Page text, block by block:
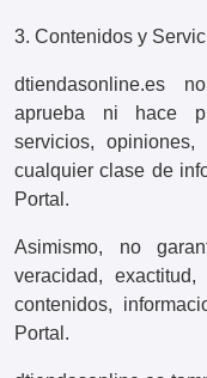
3. Contenidos y
dtiendasonline.es
aprueba ni hace
servicios,
cualquier clase de
Portal.
Asimismo, no
veracidad,
contenidos,
Portal.